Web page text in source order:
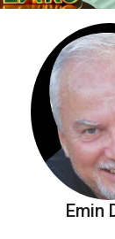
Emin